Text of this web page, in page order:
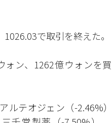
で取引を終えた。
ン、1262億ウォンを
ルテオジェン（-2.46%